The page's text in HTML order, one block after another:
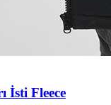
İsti Fleece